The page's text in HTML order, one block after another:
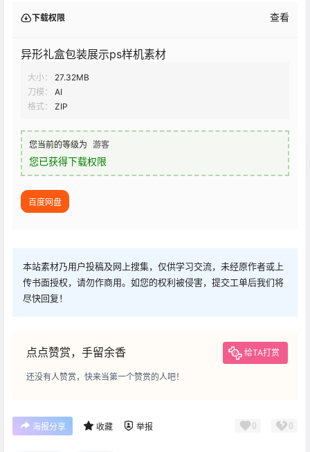
下载权限 查看
异形礼盒包装展示ps样机素材
大小：
27.32MB
刀模：
AI
格式：
ZIP
您当前的等级为 游客
您已获得下载权限
百度网盘
本站素材乃用户投稿及网上搜集，仅供学习交流，未经原作者或上
传书面授权，请勿作商用。如您的权利被侵害，提交工单后我们将
尽快回复！
点点赞赏，手留余香 给TA打赏
还没有人赞赏，快来当第一个赞赏的人吧！
海报分享 收藏 举报 0 0